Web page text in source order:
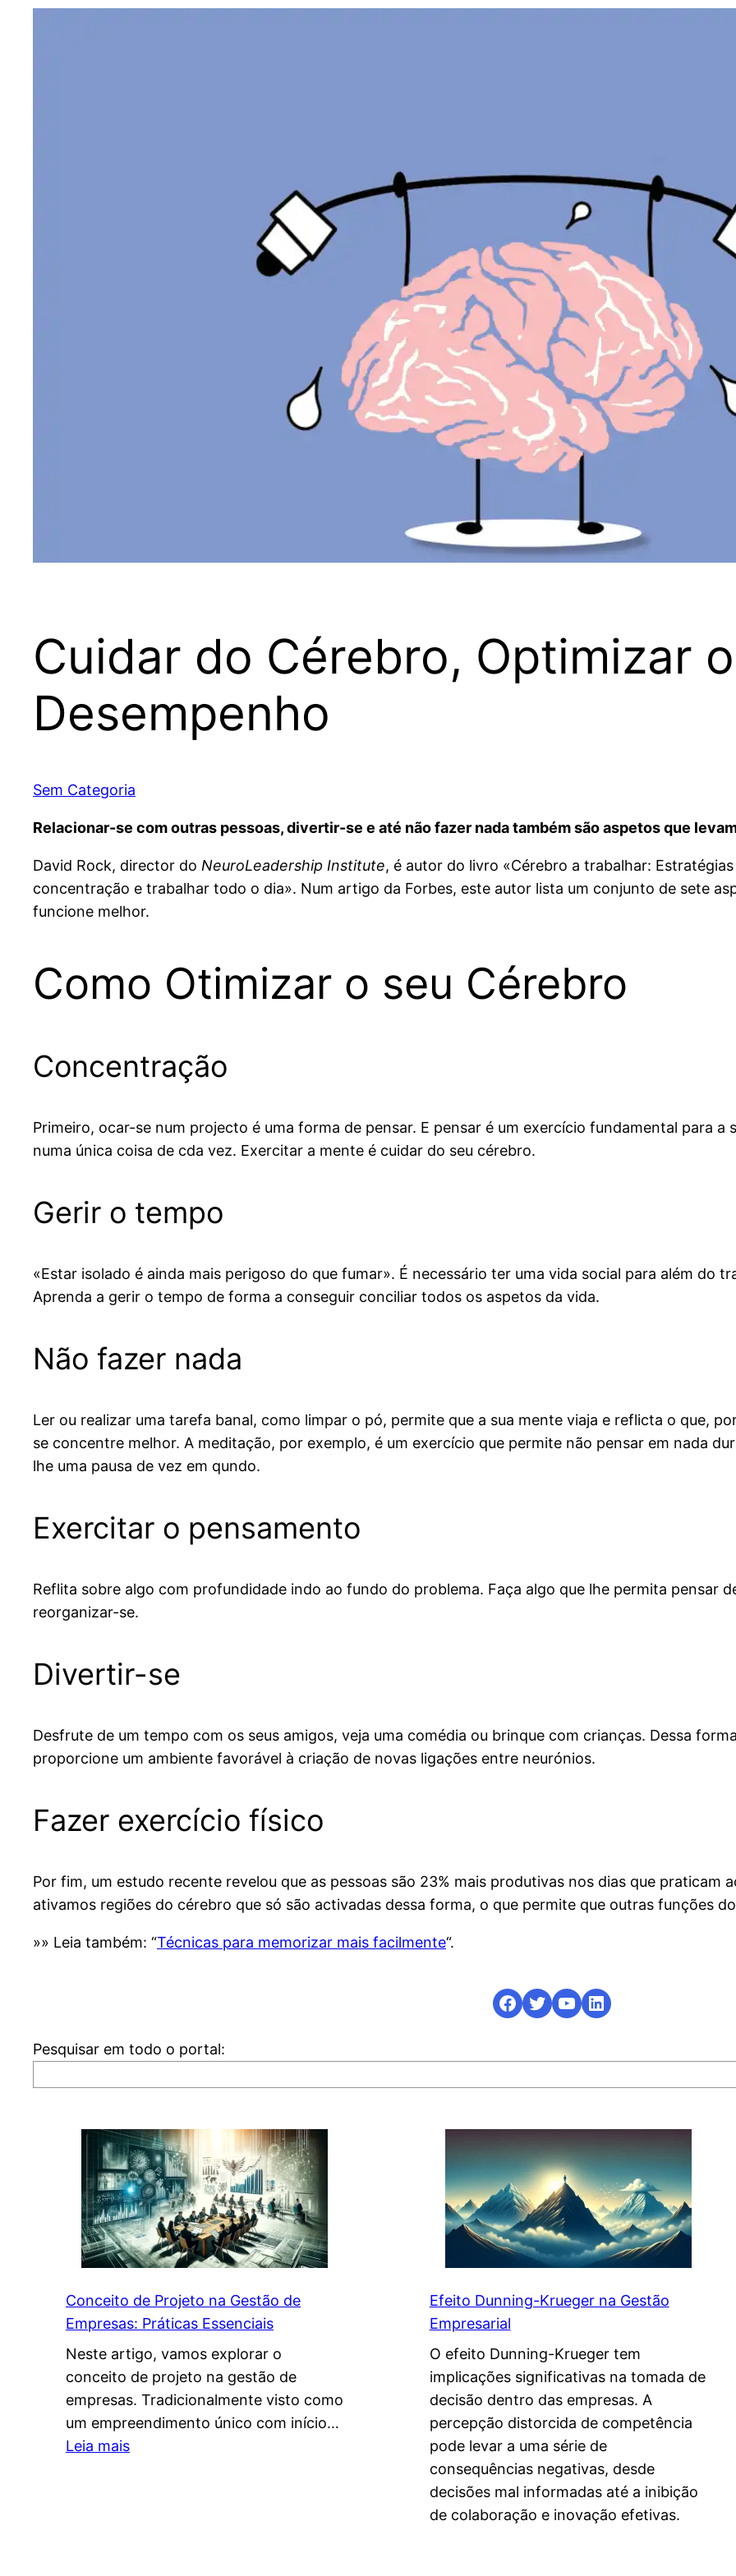
Cuidar do Cérebro, Optimizar
Desempenho
Sem Categoria
Relacionar-se com outras pessoas, divertir-se e até não fazer nada também são aspetos que
David Rock, director do NeuroLeadership Institute, é autor do livro «Cérebro a trabalhar:
concentração e trabalhar todo o dia». Num artigo da Forbes, este autor lista um conjunto de sete
funcione melhor.
Como Otimizar o seu Cérebro
Concentração
Primeiro, ocar-se num projecto é uma forma de pensar. E pensar é um exercício fundamental para a
numa única coisa de cda vez. Exercitar a mente é cuidar do seu cérebro.
Gerir o tempo
«Estar isolado é ainda mais perigoso do que fumar». É necessário ter uma vida social para além do
Aprenda a gerir o tempo de forma a conseguir conciliar todos os aspetos da vida.
Não fazer nada
Ler ou realizar uma tarefa banal, como limpar o pó, permite que a sua mente viaja e reflicta o que,
se concentre melhor. A meditação, por exemplo, é um exercício que permite não pensar em nada
lhe uma pausa de vez em qundo.
Exercitar o pensamento
Reflita sobre algo com profundidade indo ao fundo do problema. Faça algo que lhe permita pensar
reorganizar-se.
Divertir-se
Desfrute de um tempo com os seus amigos, veja uma comédia ou brinque com crianças. Dessa
proporcione um ambiente favorável à criação de novas ligações entre neurónios.
Fazer exercício físico
Por fim, um estudo recente revelou que as pessoas são 23% mais produtivas nos dias que praticam
ativamos regiões do cérebro que só são activadas dessa forma, o que permite que outras funções
»» Leia também: “Técnicas para memorizar mais facilmente“.
Facebook
Twitter
YouTube
LinkedIn
Pesquisar em todo o portal:
Conceito de Projeto na Gestão de
Empresas: Práticas Essenciais
Neste artigo, vamos explorar o
conceito de projeto na gestão de
empresas. Tradicionalmente visto como
um empreendimento único com início…
Leia mais:
Efeito Dunning-Krueger na Gestão
Empresarial
O efeito Dunning-Krueger tem
implicações significativas na tomada de
decisão dentro das empresas. A
percepção distorcida de competência
pode levar a uma série de
consequências negativas, desde
decisões mal informadas até a inibição
de colaboração e inovação efetivas.